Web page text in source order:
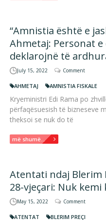
“Amnistia është e
Ahmetaj: Personat
deklarojnë të
July 15, 2022 Comment
AHMETAJ AMNISTIA FISKALE
Kryeministri Edi Rama po
përfaqësuesish të bizneseve
theksoi se nuk do të
më shumë...
Atentati ndaj Blerim
28-vjeçari: Nuk
May 15, 2022 Comment
ATENTAT BLERIM PREÇI